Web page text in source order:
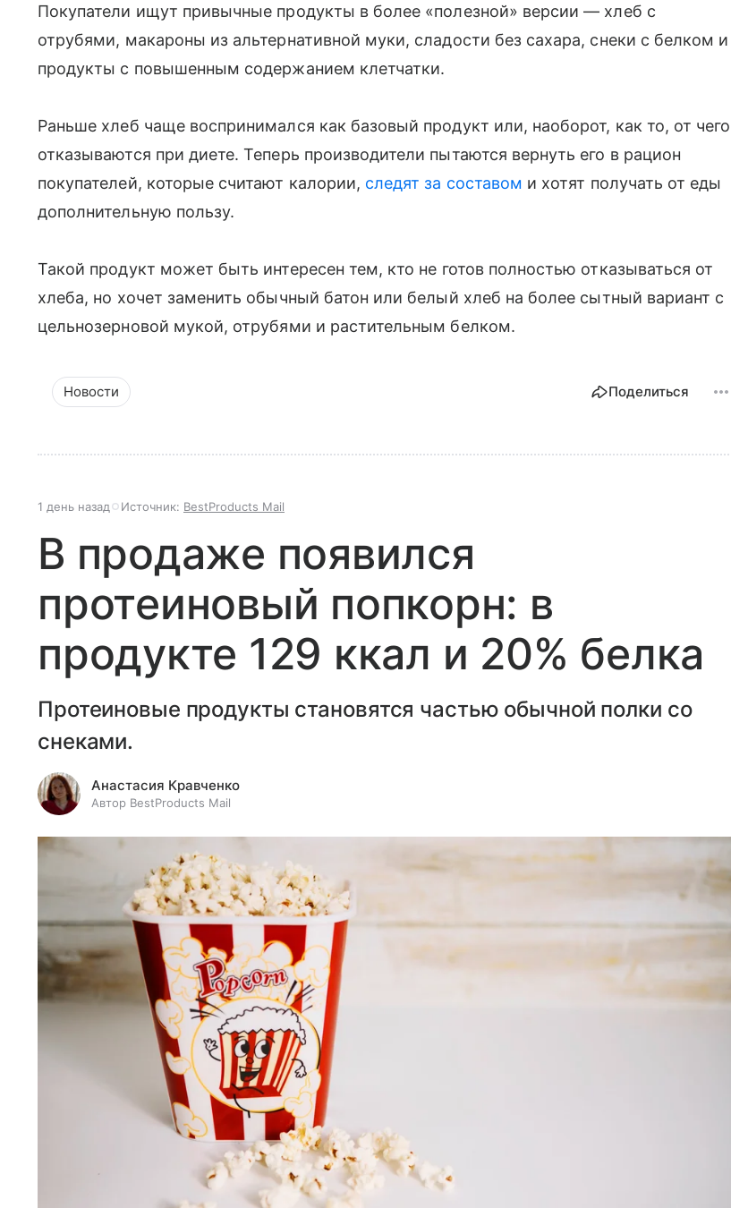
Покупатели ищут привычные продукты в более «полезной» версии — хлеб с
отрубями, макароны из альтернативной муки, сладости без сахара, снеки с белком и
продукты с повышенным содержанием клетчатки.
Раньше хлеб чаще воспринимался как базовый продукт или, наоборот, как то, от чего
отказываются при диете. Теперь производители пытаются вернуть его в рацион
покупателей, которые считают калории, следят за составом и хотят получать от еды
дополнительную пользу.
Такой продукт может быть интересен тем, кто не готов полностью отказываться от
хлеба, но хочет заменить обычный батон или белый хлеб на более сытный вариант с
цельнозерновой мукой, отрубями и растительным белком.
Новости Поделиться
1 день назад Источник: BestProducts Mail
В продаже появился
протеиновый попкорн: в
продукте 129 ккал и 20% белка
Протеиновые продукты становятся частью обычной полки со
снеками.
Анастасия Кравченко
Автор BestProducts Mail